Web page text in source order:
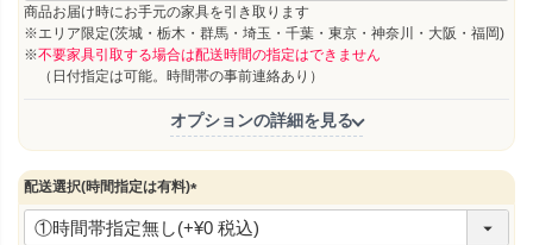
須
商品お届け時にお手元の家具を引き取ります
※エリア限定(茨城・栃木・群馬・埼玉・千葉・東京・神奈川・大阪・福岡)
※不要家具引取する場合は配送時間の指定はできません
（日付指定は可能。時間帯の事前連絡あり）
オプションの詳細を見る
配送選択(時間指定は有料)
(
必